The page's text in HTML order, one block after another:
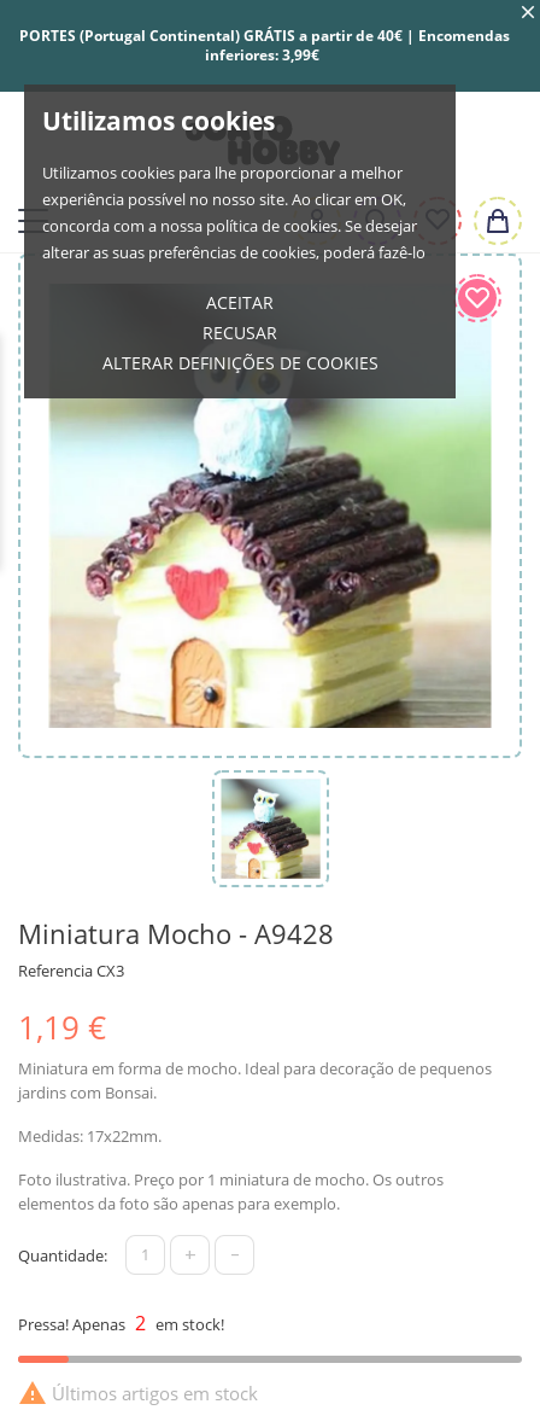
Utilizamos cookies
Utilizamos cookies para lhe proporcionar a melhor
experiência possível no nosso site. Ao clicar em OK,
concorda com a nossa política de cookies. Se desejar
alterar as suas preferências de cookies, poderá fazê-lo
ACEITAR
RECUSAR
ALTERAR DEFINIÇÕES DE COOKIES
PORTES (Portugal Continental) GRÁTIS a partir de 40€ | Encomendas
inferiores: 3,99€
Miniatura Mocho - A9428
ReferenciaCX3
1,19 €
Miniatura em forma de mocho. Ideal para decoração de pequenos
jardins com Bonsai.
Medidas: 17x22mm.
Foto ilustrativa. Preço por 1 miniatura de mocho. Os outros
elementos da foto são apenas para exemplo.
Quantidade: + -
Pressa! Apenas 2 em stock!
 Últimos artigos em stock